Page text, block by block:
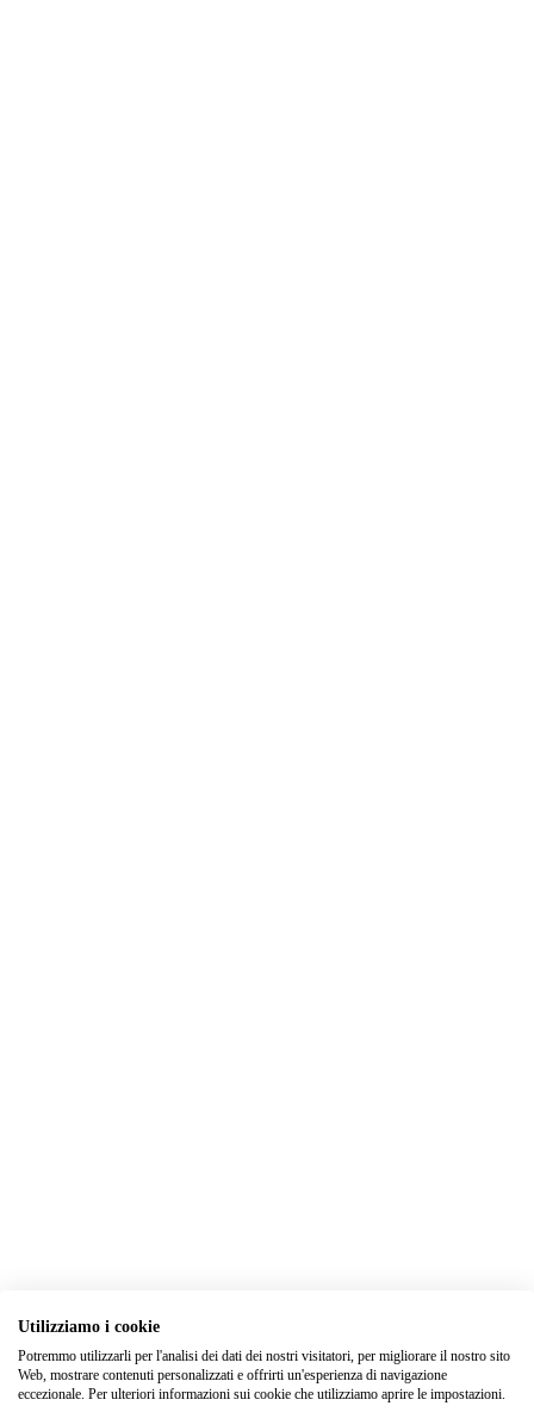
Utilizziamo i cookie
Potremmo utilizzarli per l'analisi dei dati dei nostri visitatori, per migliorare il nostro sito
Web, mostrare contenuti personalizzati e offrirti un'esperienza di navigazione
eccezionale. Per ulteriori informazioni sui cookie che utilizziamo aprire le impostazioni.